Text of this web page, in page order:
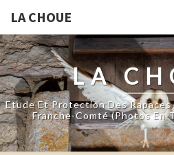
LA CHOUE
LA
Etude Et Protection Des
Franche-Comté (photos En-